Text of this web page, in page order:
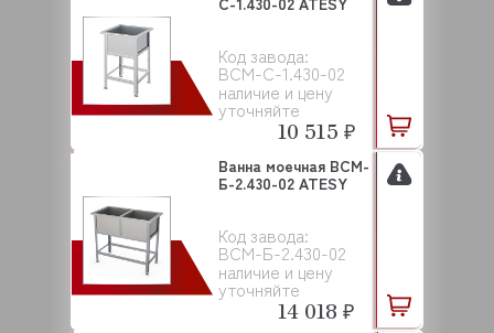
Код завода:
ВСМ-С-1.430-02
наличие и цену
уточняйте
10 515 ₽
Код завода:
ВСМ-Б-2.430-02
наличие и цену
уточняйте
Ванна моечная ВСМ-
Б-2.430-02 ATESY
14 018 ₽